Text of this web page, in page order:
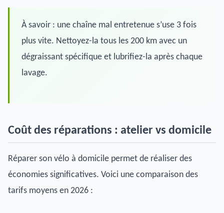
À savoir : une chaîne mal entretenue s’use 3 fois
plus vite. Nettoyez-la tous les 200 km avec un
dégraissant spécifique et lubrifiez-la après chaque
lavage.
Coût des réparations : atelier vs domicile
Réparer son vélo à domicile permet de réaliser des
économies significatives. Voici une comparaison des
tarifs moyens en 2026 :